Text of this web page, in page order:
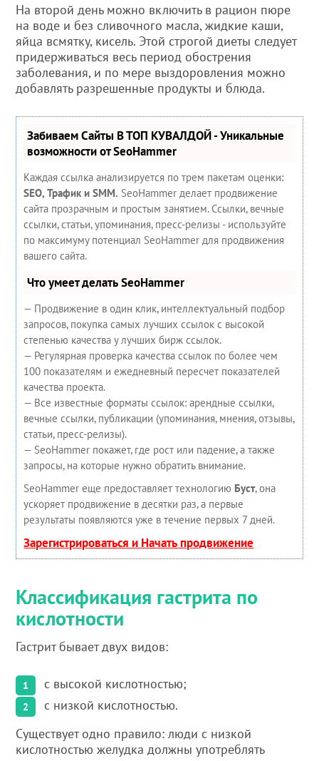
На второй день можно включить в рацион пюре
на воде и без сливочного масла, жидкие каши,
яйца всмятку, кисель. Этой строгой диеты следует
придерживаться весь период обострения
заболевания, и по мере выздоровления можно
добавлять разрешенные продукты и блюда.
Забиваем Сайты В ТОП КУВАЛДОЙ - Уникальные
возможности от SeoHammer
Каждая ссылка анализируется по трем пакетам оценки:
SEO, Трафик и SMM. SeoHammer делает продвижение
сайта прозрачным и простым занятием. Ссылки, вечные
ссылки, статьи, упоминания, пресс-релизы - используйте
по максимуму потенциал SeoHammer для продвижения
вашего сайта.
Что умеет делать SeoHammer
— Продвижение в один клик, интеллектуальный подбор
запросов, покупка самых лучших ссылок с высокой
степенью качества у лучших бирж ссылок.
— Регулярная проверка качества ссылок по более чем
100 показателям и ежедневный пересчет показателей
качества проекта.
— Все известные форматы ссылок: арендные ссылки,
вечные ссылки, публикации (упоминания, мнения, отзывы,
статьи, пресс-релизы).
— SeoHammer покажет, где рост или падение, а также
запросы, на которые нужно обратить внимание.
SeoHammer еще предоставляет технологию Буст, она
ускоряет продвижение в десятки раз, а первые
результаты появляются уже в течение первых 7 дней.
Зарегистрироваться и Начать продвижение
Классификация гастрита по
кислотности
Гастрит бывает двух видов:
с высокой кислотностью;
с низкой кислотностью.
Существует одно правило: люди с низкой
кислотностью желудка должны употреблять